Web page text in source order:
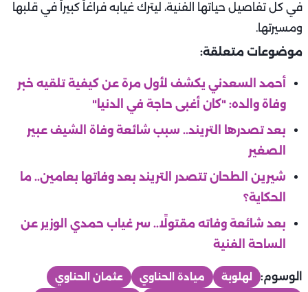
في كل تفاصيل حياتها الفنية، ليترك غيابه فراغاً كبيراً في قلبها
ومسيرتها.
موضوعات متعلقة:
أحمد السعدني يكشف لأول مرة عن كيفية تلقيه خبر
وفاة والده: "كان أغبى حاجة في الدنيا"
بعد تصدرها التريند.. سبب شائعة وفاة الشيف عبير
الصغير
شيرين الطحان تتصدر التريند بعد وفاتها بعامين.. ما
الحكاية؟
بعد شائعة وفاته مقتولًا.. سر غياب حمدي الوزير عن
الساحة الفنية
الوسوم: لهلوبة ميادة الحناوي
عثمان الحناوي